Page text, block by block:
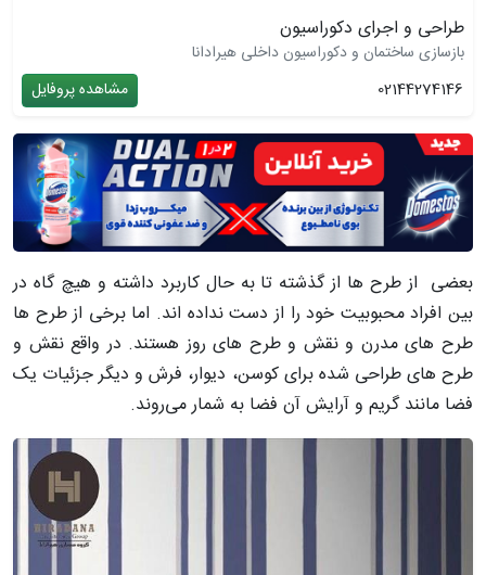
طراحی و اجرای دکوراسیون
بازسازی ساختمان و دکوراسیون داخلی هیرادانا
02144274146
مشاهده پروفایل
بعضی از طرح ها از گذشته تا به حال کاربرد داشته و هیچ گاه در
بین افراد محبوبیت خود را از دست نداده اند. اما برخی از طرح ها
طرح های مدرن و نقش و طرح های روز هستند. در واقع نقش و
طرح های طراحی شده برای کوسن، دیوار، فرش و دیگر جزئیات یک
فضا مانند گریم و آرایش آن فضا به شمار می‌روند.